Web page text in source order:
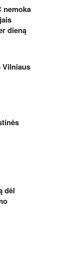
nemoka
dieną
Vilniaus
dėl